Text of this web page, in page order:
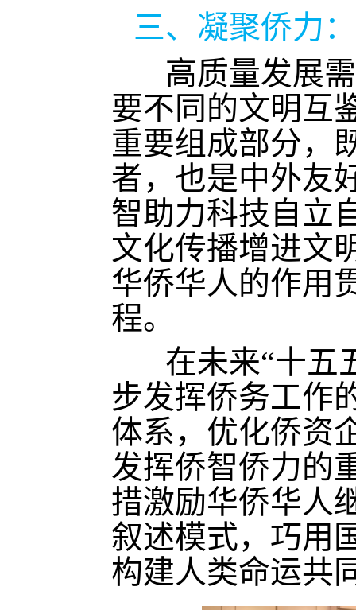
三、凝聚侨力
高质量发展
要不同的文明互
重要组成部分，
者，也是中外友
智助力科技自立
文化传播增进文
华侨华人的作用
程。
在未来“十五
步发挥侨务工作
体系，优化侨资
发挥侨智侨力的
措激励华侨华人
叙述模式，巧用
构建人类命运共